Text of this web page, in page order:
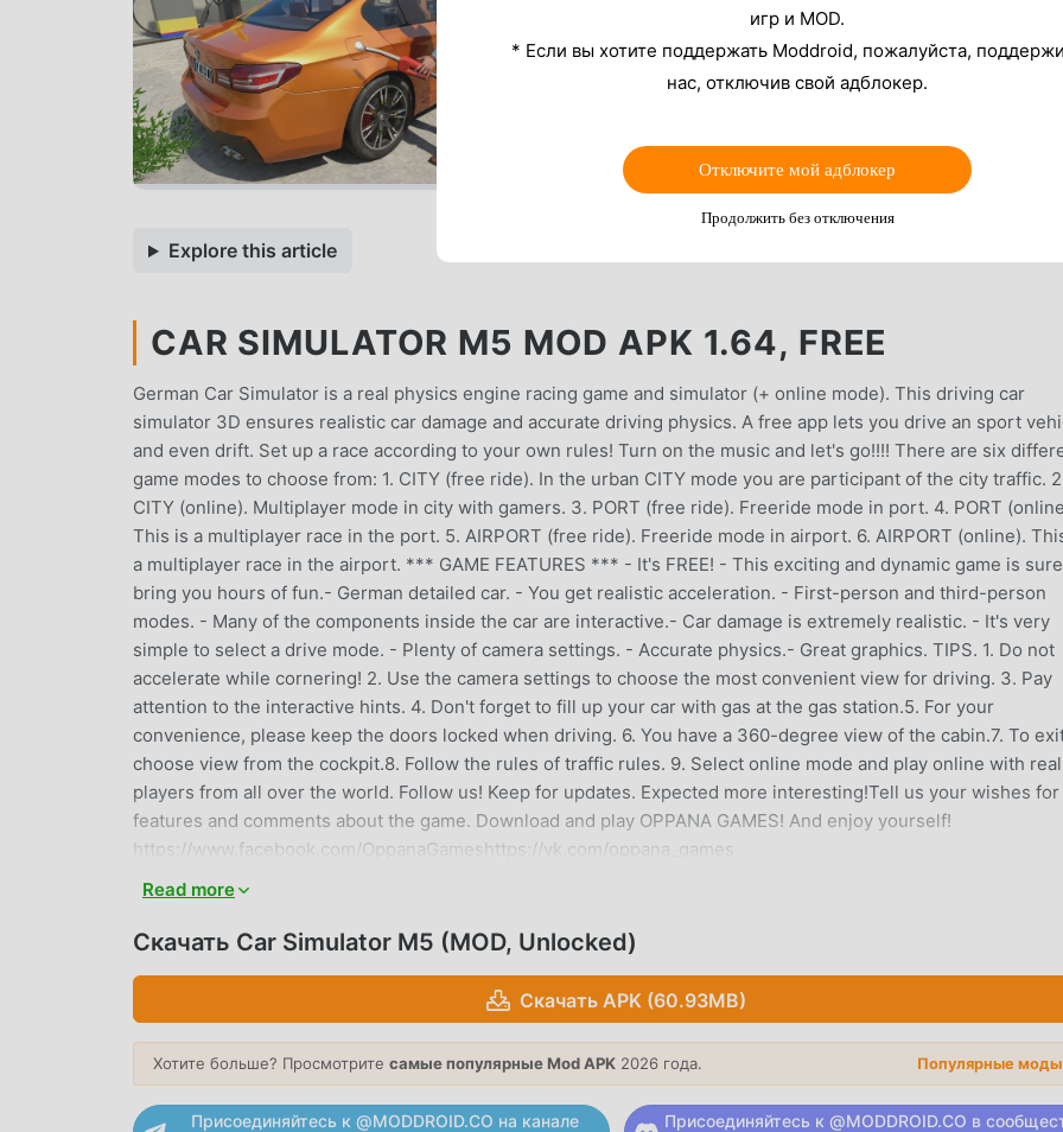
Explore this article
CAR SIMULATOR M5 MOD APK 1.64, FREE
German Car Simulator is a real physics engine racing game and simulator (+ online mode). This driving car
simulator 3D ensures realistic car damage and accurate driving physics. A free app lets you drive an sport
and even drift. Set up a race according to your own rules! Turn on the music and let's go!!!! There are six
game modes to choose from: 1. CITY (free ride). In the urban CITY mode you are participant of the city traffic.
CITY (online). Multiplayer mode in city with gamers. 3. PORT (free ride). Freeride mode in port. 4. PORT
This is a multiplayer race in the port. 5. AIRPORT (free ride). Freeride mode in airport. 6. AIRPORT (online).
a multiplayer race in the airport. *** GAME FEATURES *** - It's FREE! - This exciting and dynamic game is
bring you hours of fun.- German detailed car. - You get realistic acceleration. - First-person and third-person
modes. - Many of the components inside the car are interactive.- Car damage is extremely realistic. - It's very
simple to select a drive mode. - Plenty of camera settings. - Accurate physics.- Great graphics. TIPS. 1. Do not
accelerate while cornering! 2. Use the camera settings to choose the most convenient view for driving. 3. Pay
attention to the interactive hints. 4. Don't forget to fill up your car with gas at the gas station.5. For your
convenience, please keep the doors locked when driving. 6. You have a 360-degree view of the cabin.7. To
choose view from the cockpit.8. Follow the rules of traffic rules. 9. Select online mode and play online with real
players from all over the world. Follow us! Keep for updates. Expected more interesting!Tell us your wishes
features and comments about the game. Download and play OPPANA GAMES! And enjoy yourself!
https://www.facebook.com/OppanaGameshttps://vk.com/oppana_games
CAR SIMULATOR M5 ВВЕДЕНИЕ
Car Simulator M5 В последнее время очень популярная игра simulation завоевала множество поклонников
всему миру, которым нравятся игры simulation. Если вы хотите скачать эту игру, так как это крупнейший в
мире сайт бесплатной загрузки мод apk - moddroid - ваш лучший выбор. moddroid не только
помогая вам сохранить повторяющуюся механическую задачу в игре, чтобы вы могли сосредоточиться на
наслаждении радостью, которую приносит сама игра. moddroid обещает, что любой мод Car Simulator
будет взимать плату с игроков, и он на 100% безопасен, доступен и бесплатен для установки. Просто
Read more
Скачать Car Simulator M5 (MOD, Unlocked)
Скачать APK (60.93MB)
Хотите больше? Просмотрите самые популярные Mod APK 2026 года. Популярные
Присоединяйтесь к @MODDROID.CO на канале
Присоединяйтесь к @MODDROID.CO в
игр и MOD.
* Если вы хотите поддержать Moddroid, пожалуйста,
нас, отключив свой адблокер.
Отключите мой адблокер
Продолжить без отключения